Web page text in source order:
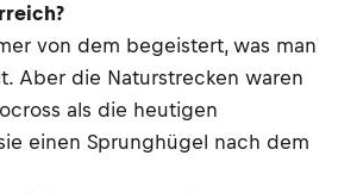
von dem begeistert, was man
Aber die Naturstrecken waren
als die heutigen
einen Sprunghügel nach dem